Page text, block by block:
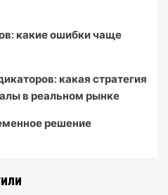
какие ошибки чаще
какая стратегия
в реальном рынке
решение